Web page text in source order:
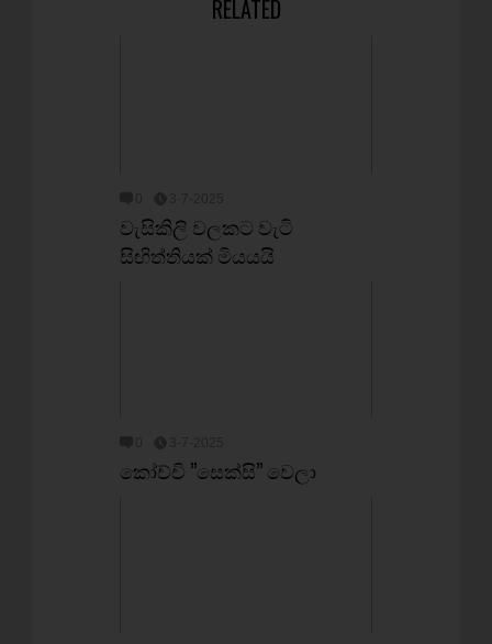
RELATED
වැසිකිලි වලකට වැටි
සිඟිත්තියක් මියයයි
කෝච්චි ’’සෙක්සි’’ වෙලා